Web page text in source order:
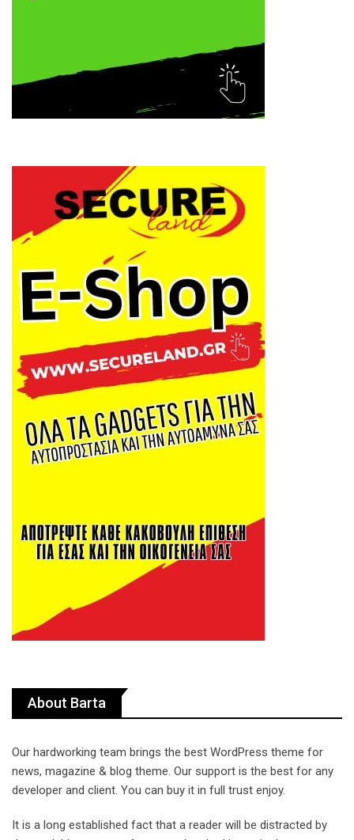
About Barta
Our hardworking team brings the best WordPress theme for
news, magazine & blog theme. Our support is the best for any
developer and client. You can buy it in full trust enjoy.
It is a long established fact that a reader will be distracted by